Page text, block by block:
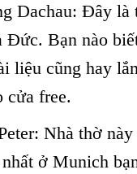
Dachau: Đây là
Đức. Bạn nào
liệu cũng hay
cửa free.
Nhà thờ
ở Munich